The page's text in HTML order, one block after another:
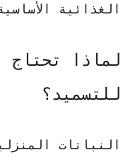
الغذائية
لماذا تحتاج
للتسميد؟
النباتات